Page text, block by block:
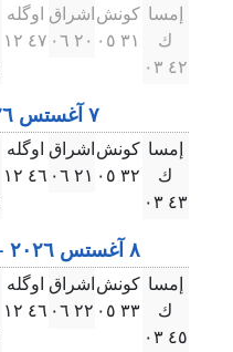
إمسا
ك
٤۲ ۰۳
كونش
۳۱ ۰٥
اشراق
۲۰ ۰٦
اوگله
٤٧ ۱۲
٧ آغستس ۲۰۲٦ - جمعه
إمسا
ك
٤۳ ۰۳
كونش
۳۲ ۰٥
اشراق
۲۱ ۰٦
اوگله
٤٦ ۱۲
٨ آغستس ۲۰۲٦ - جمعه اي رتسى
إمسا
ك
٤٥ ۰۳
كونش
۳۳ ۰٥
اشراق
۲۲ ۰٦
اوگله
٤٦ ۱۲